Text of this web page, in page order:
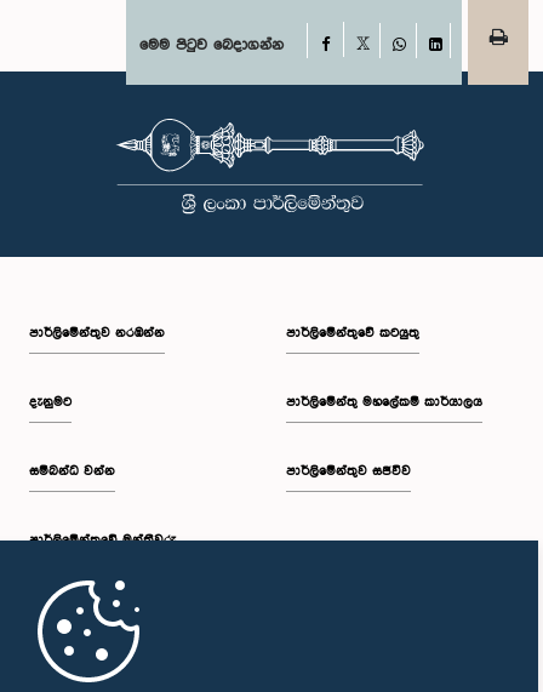
මෙම පිටුව බෙදාගන්න Facebook
WhatsAppLinkedIn
පාර්ලි‌මේන්තුව නරඹන්න
දැනුමට
සම්බන්ධ වන්න
පාර්ලි‌මේන්තුවේ මන්ත්‍රීවරු
මුල් පිටුව
පාර්ලිමේන්තුවේ කටයුතු
පාර්ලිමේන්තු මහලේකම් කාර්යාලය
පාර්ලිමේන්තුව සජීවීව